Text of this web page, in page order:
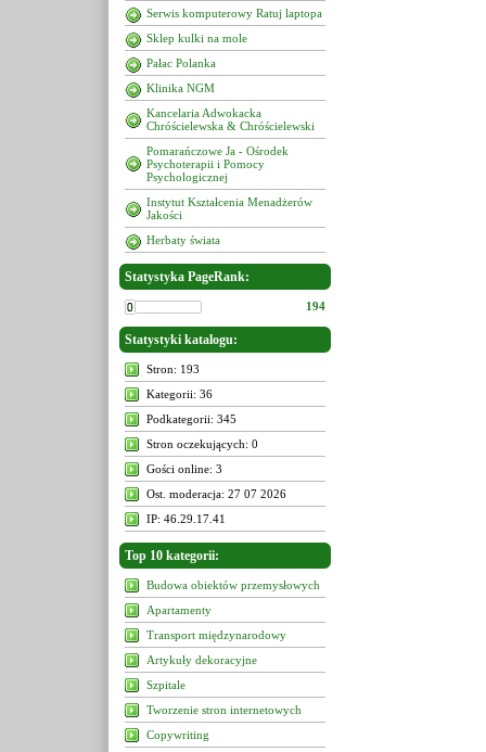
Serwis komputerowy Ratuj laptopa
Sklep kulki na mole
Pałac Polanka
Klinika NGM
Kancelaria Adwokacka
Chróścielewska & Chróścielewski
Pomarańczowe Ja - Ośrodek
Psychoterapii i Pomocy
Psychologicznej
Instytut Kształcenia Menadżerów
Jakości
Herbaty świata
Statystyka PageRank:
194
Statystyki katalogu:
Stron: 193
Kategorii: 36
Podkategorii: 345
Stron oczekujących: 0
Gości online: 3
Ost. moderacja: 27 07 2026
IP: 46.29.17.41
Top 10 kategorii:
Budowa obiektów przemysłowych
Apartamenty
Transport międzynarodowy
Artykuły dekoracyjne
Szpitale
Tworzenie stron internetowych
Copywriting